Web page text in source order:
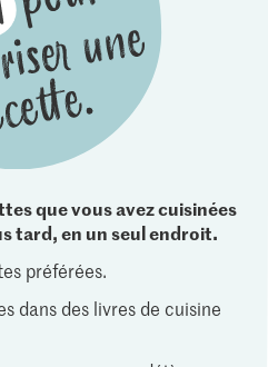
que vous avez cuisinées
tard, en un seul endroit.
préférées.
dans des livres de cuisine